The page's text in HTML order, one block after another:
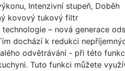
Intenzivní stupeň, Doběh
kovový tukový filtr
technologie – nová generace
dochází k redukci
odvětrávání - při této
Tuto funkci můžete